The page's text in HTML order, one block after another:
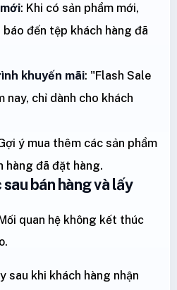
: Khi có sản phẩm mới,
đến tệp khách hàng đã
khuyến mãi: "Flash Sale
nay, chỉ dành cho khách
ý mua thêm các sản phẩm
hàng đã đặt hàng.
bán hàng và lấy
Mối quan hệ không kết thúc
sau khi khách hàng nhận